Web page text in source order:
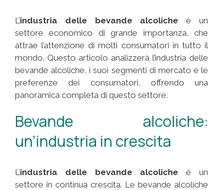
L’industria delle bevande alcoliche è un
settore economico di grande importanza, che
attrae l’attenzione di molti consumatori in tutto il
mondo. Questo articolo analizzerà l’industria delle
bevande alcoliche, i suoi segmenti di mercato e le
preferenze dei consumatori, offrendo una
panoramica completa di questo settore.
Bevande alcoliche:
un’industria in crescita
L’industria delle bevande alcoliche è un
settore in continua crescita. Le bevande alcoliche